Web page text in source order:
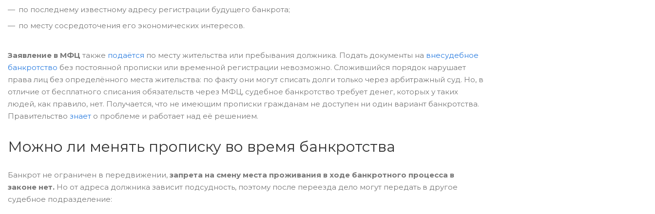
по последнему известному адресу регистрации будущего банкрота;
по месту сосредоточения его экономических интересов.
Заявление в МФЦ также подаётся по месту жительства или пребывания должника. Подать документы на внесудебное
банкротство без постоянной прописки или временной регистрации невозможно. Сложившийся порядок нарушает
права лиц без определённого места жительства: по факту они могут списать долги только через арбитражный суд. Но, в
отличие от бесплатного списания обязательств через МФЦ, судебное банкротство требует денег, которых у таких
людей, как правило, нет. Получается, что не имеющим прописки гражданам не доступен ни один вариант банкротства.
Правительство знает о проблеме и работает над её решением.
Можно ли менять прописку во время банкротства
Банкрот не ограничен в передвижении, запрета на смену места проживания в ходе банкротного процесса в
законе нет. Но от адреса должника зависит подсудность, поэтому после переезда дело могут передать в другое
судебное подразделение: